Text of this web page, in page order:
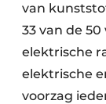
van
33 van de
elektrische
elektrische
voorzag